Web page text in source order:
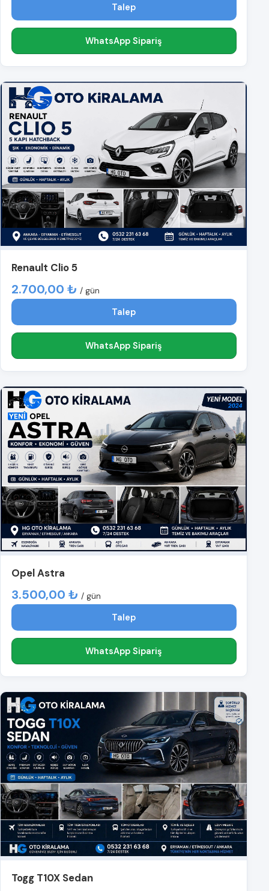
Talep
WhatsApp Sipariş
Renault Clio 5
2.700,00 ₺ / gün
Talep
WhatsApp Sipariş
Opel Astra
3.500,00 ₺ / gün
Talep
WhatsApp Sipariş
Togg T10X Sedan